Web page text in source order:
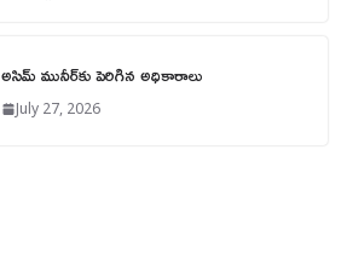
అసిమ్ మునీర్‌కు పెరిగిన అధికారాలు
July 27, 2026